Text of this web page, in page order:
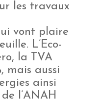
les travaux
vont plaire
L’Eco-
la TVA
mais aussi
ainsi
l’ANAH